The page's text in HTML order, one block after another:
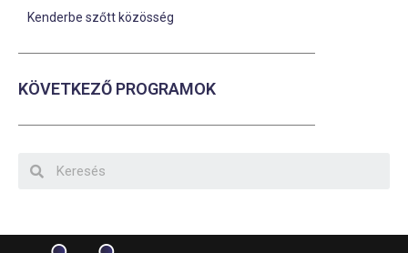
Kenderbe szőtt közösség
KÖVETKEZŐ PROGRAMOK